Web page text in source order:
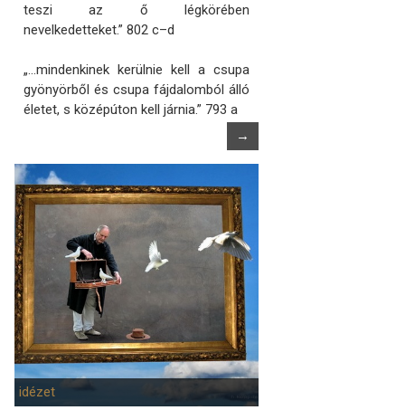
teszi az ő légkörében
nevelkedetteket.” 802 c–d
„…mindenkinek kerülnie kell a csupa
gyönyörből és csupa fájdalomból álló
életet, s középúton kell járnia.” 793 a
→
idézet